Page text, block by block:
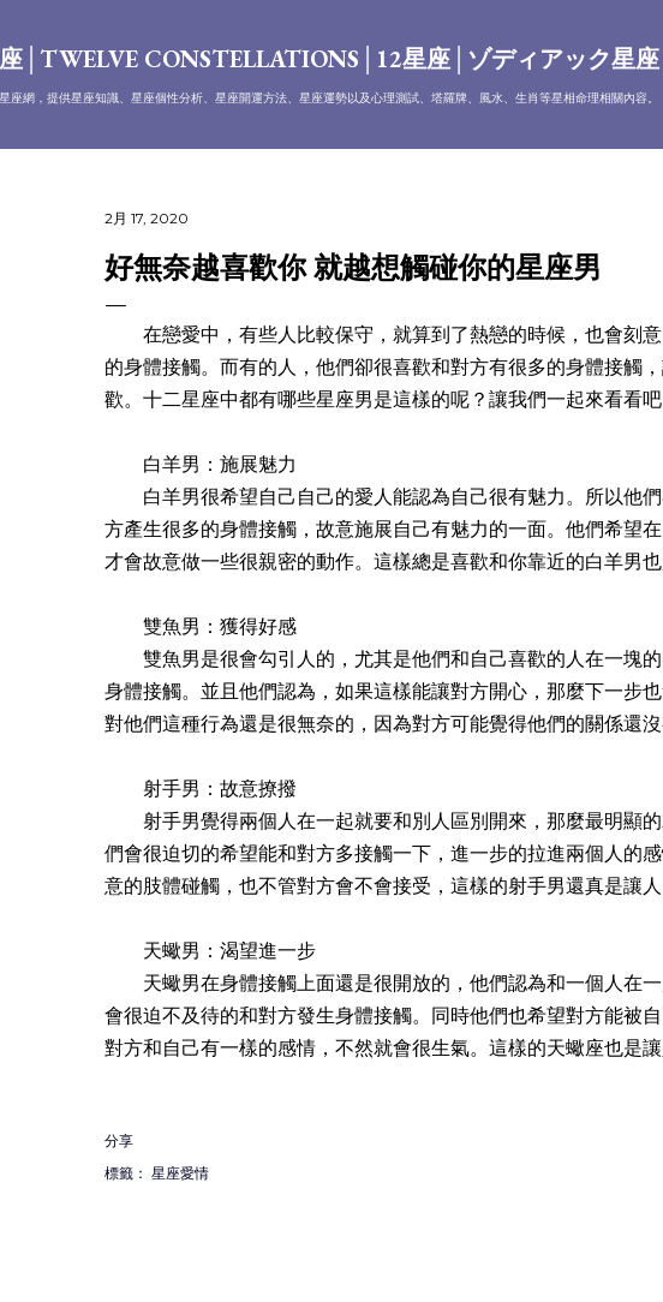
│TWELVE CONSTELLATIONS│12星座│ゾディアック星
座網，提供星座知識、星座個性分析、星座開運方法、星座運勢以及心理測試、塔羅牌、風水、生肖等星相命理相關內容。
2月 17, 2020
好無奈越喜歡你 就越想觸碰你的星座男
在戀愛中，有些人比較保守，就算到了熱戀的時候，也會刻
的身體接觸。而有的人，他們卻很喜歡和對方有很多的身體接觸
歡。十二星座中都有哪些星座男是這樣的呢？讓我們一起來看看
白羊男：施展魅力
白羊男很希望自己自己的愛人能認為自己很有魅力。所以他
方產生很多的身體接觸，故意施展自己有魅力的一面。他們希望
才會故意做一些很親密的動作。這樣總是喜歡和你靠近的白羊男
雙魚男：獲得好感
雙魚男是很會勾引人的，尤其是他們和自己喜歡的人在一塊
身體接觸。並且他們認為，如果這樣能讓對方開心，那麼下一步
對他們這種行為還是很無奈的，因為對方可能覺得他們的關係還
射手男：故意撩撥
射手男覺得兩個人在一起就要和別人區別開來，那麼最明顯
們會很迫切的希望能和對方多接觸一下，進一步的拉進兩個人的
意的肢體碰觸，也不管對方會不會接受，這樣的射手男還真是讓
天蠍男：渴望進一步
天蠍男在身體接觸上面還是很開放的，他們認為和一個人在
會很迫不及待的和對方發生身體接觸。同時他們也希望對方能被
對方和自己有一樣的感情，不然就會很生氣。這樣的天蠍座也是
分享
標籤： 星座愛情